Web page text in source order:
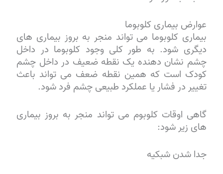
عوارض بیماری کلوبوما
بیماری کلوبوما می تواند منجر به بروز بیماری های
دیگری شود. به طور کلی وجود کلوبوما در داخل
چشم نشان دهنده یک نقطه ضعیف در داخل چشم
کودک است که همین نقطه ضعف می تواند باعث
تغییر در فشار یا عملکرد طبیعی چشم فرد شود.
گاهی اوقات کلوبوم می تواند منجر به بروز بیماری
های زیر شود:
جدا شدن شبکیه